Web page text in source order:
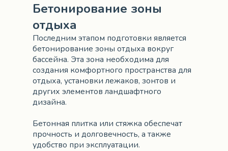
Бетонирование зоны
отдыха
Последним этапом подготовки является
бетонирование зоны отдыха вокруг
бассейна. Эта зона необходима для
создания комфортного пространства для
отдыха, установки лежаков, зонтов и
других элементов ландшафтного
дизайна.
Бетонная плитка или стяжка обеспечат
прочность и долговечность, а также
удобство при эксплуатации.